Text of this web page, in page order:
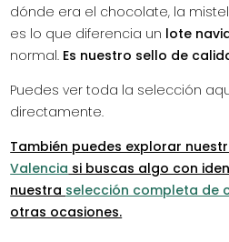
dónde era el chocolate, la
es lo que diferencia un lote
normal. Es nuestro sello de
Puedes ver toda la selección
directamente.
También puedes explorar
Valencia si buscas algo con
nuestra selección completa de
otras ocasiones.